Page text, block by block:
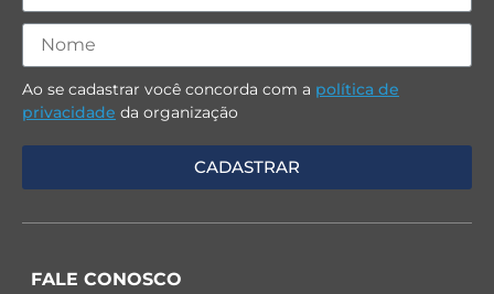
Ao se cadastrar você concorda com a política de
privacidade da organização
FALE CONOSCO